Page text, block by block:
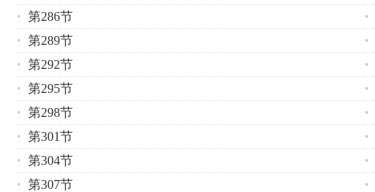
第286节
第289节
第292节
第295节
第298节
第301节
第304节
第307节